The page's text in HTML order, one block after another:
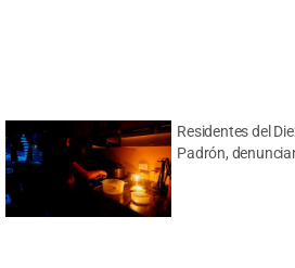
Residentes del
Padrón,